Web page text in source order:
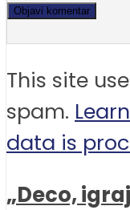
This site
spam.
data is
„Deco,